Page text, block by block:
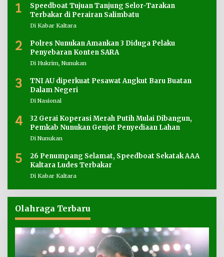
1
Speedboat Tujuan Tanjung Selor-Tarakan
Terbakar di Perairan Salimbatu
Di Kabar Kaltara
2
Polres Nunukan Amankan 3 Diduga Pelaku
Penyebaran Konten SARA
Di Hukrim, Nunukan
3
TNI AU diperkuat Pesawat Angkut Baru Buatan
Dalam Negeri
Di Nasional
4
32 Gerai Koperasi Merah Putih Mulai Dibangun,
Pemkab Nunukan Genjot Penyediaan Lahan
Di Nunukan
5
26 Penumpang Selamat, Speedboat Sekatak AAA
Kaltara Ludes Terbakar
Di Kabar Kaltara
Olahraga Terbaru